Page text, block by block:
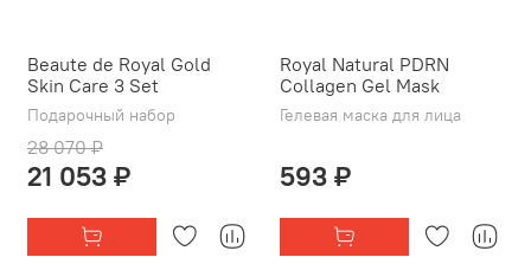
Beaute de Royal Gold
Skin Care 3 Set
Подарочный набор
28 070 ₽
21 053 ₽
Royal Natural PDRN
Collagen Gel Mask
Гелевая маска для лица
593 ₽